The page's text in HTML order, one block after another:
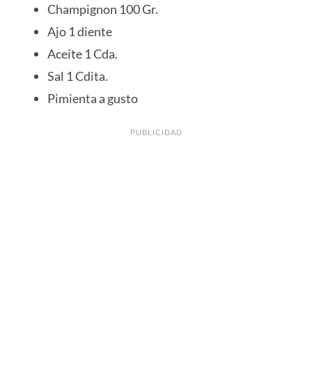
Champignon 100 Gr.
Ajo 1 diente
Aceite 1 Cda.
Sal 1 Cdita.
Pimienta a gusto
PUBLICIDAD